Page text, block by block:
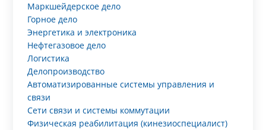
Маркшейдерское дело
Горное дело
Энергетика и электроника
Нефтегазовое дело
Логистика
Делопроизводство
Автоматизированные системы управления и
связи
Сети связи и системы коммутации
Физическая реабилитация (кинезиоспециалист)